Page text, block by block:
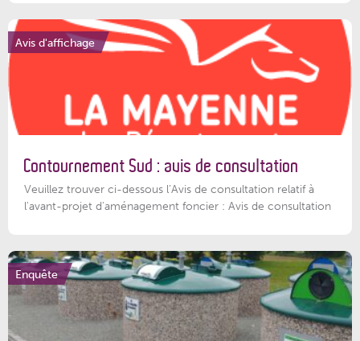
Avis d'affichage
Contournement Sud : avis de consultation
Veuillez trouver ci-dessous l’Avis de consultation relatif à
l'avant-projet d'aménagement foncier : Avis de consultation
Enquête